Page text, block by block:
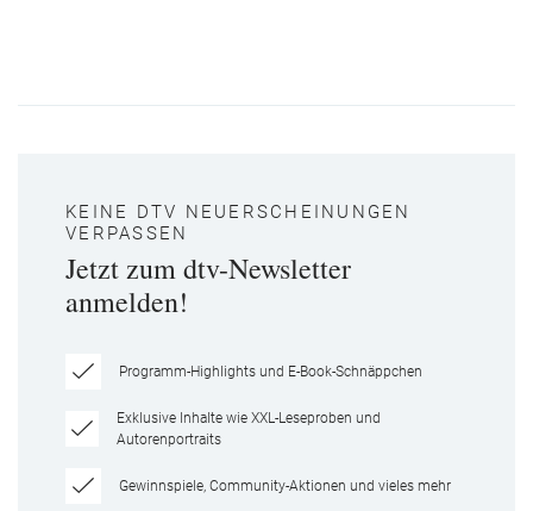
KEINE DTV NEUERSCHEINUNGEN
VERPASSEN
Jetzt zum dtv-Newsletter
anmelden!
Programm-Highlights und E-Book-Schnäppchen
Exklusive Inhalte wie XXL-Leseproben und
Autorenportraits
Gewinnspiele, Community-Aktionen und vieles mehr